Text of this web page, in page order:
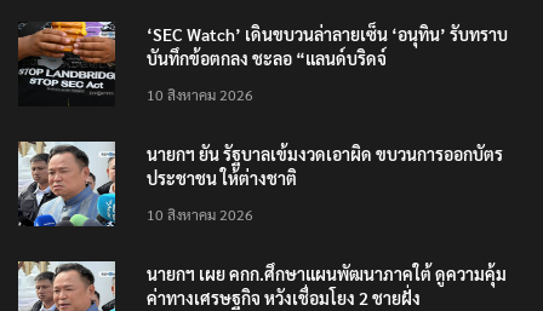
‘SEC Watch’ เดินขบวนล่าลายเซ็น ‘อนุทิน’ รับทราบ
บันทึกข้อตกลง ชะลอ “แลนด์บริดจ์
10 สิงหาคม 2026
นายกฯ ยัน รัฐบาลเข้มงวดเอาผิด ขบวนการออกบัตร
ประชาชน ให้ต่างชาติ
10 สิงหาคม 2026
นายกฯ เผย คกก.ศึกษาแผนพัฒนาภาคใต้ ดูความคุ้ม
ค่าทางเศรษฐกิจ หวังเชื่อมโยง 2 ชายฝั่ง